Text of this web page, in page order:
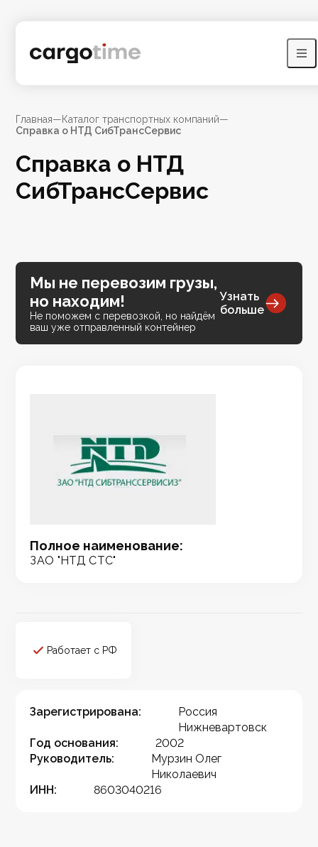
Главная—Каталог транспортных компаний—
Справка о НТД СибТрансСервис
Справка о НТД
СибТрансСервис
Полное наименование:
ЗАО "НТД СТС"
Мы не перевозим грузы,
но находим!
Не поможем с перевозкой, но найдём
ваш уже отправленный контейнер
Узнать
больше
Работает с РФ
Зарегистрирована:
Россия
Нижневартовск
Год основания:
2002
Руководитель:
Мурзин Олег
Николаевич
ИНН:
8603040216